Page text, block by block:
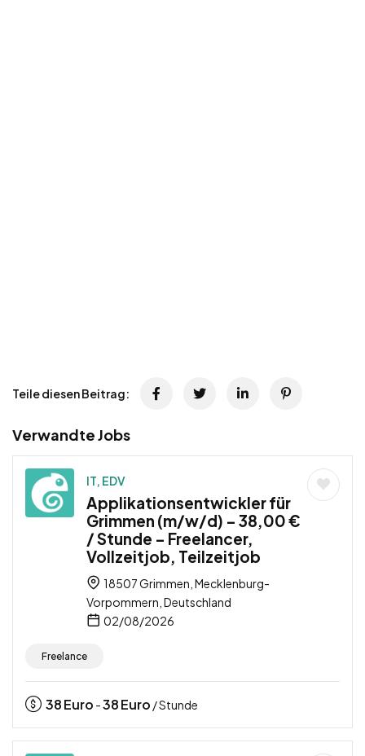
Teile diesen Beitrag:
Verwandte Jobs
IT, EDV
Applikationsentwickler für
Grimmen (m/w/d) – 38,00 €
/ Stunde – Freelancer,
Vollzeitjob, Teilzeitjob
18507 Grimmen, Mecklenburg-
Vorpommern, Deutschland
02/08/2026
Freelance
38Euro -38Euro / Stunde